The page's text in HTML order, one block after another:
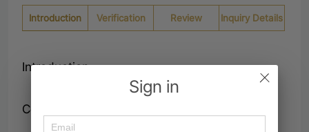
Sign in
Introduction Verification Review Inquiry Details
Introduction
Contents of Service